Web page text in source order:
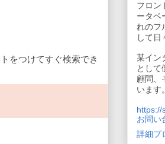
をつけてすぐ検索でき
フロン
ータベ
れのフ
して日
某イン
として
顧問、
います。
https://
お問い
詳細プ